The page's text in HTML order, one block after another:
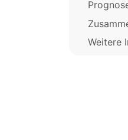
Weitere